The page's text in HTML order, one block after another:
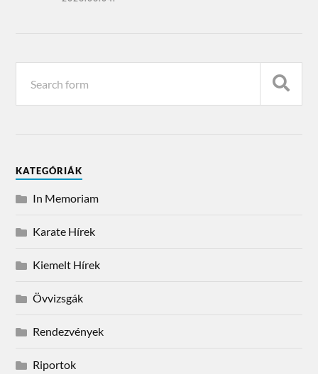
KATEGÓRIÁK
In Memoriam
Karate Hírek
Kiemelt Hírek
Övvizsgák
Rendezvények
Riportok